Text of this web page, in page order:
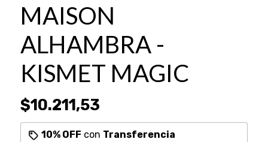
MAISON
ALHAMBRA -
KISMET MAGIC
$10.211,53
10% OFF con Transferencia